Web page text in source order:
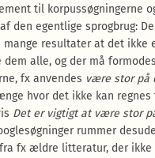
til korpussøgningerne
den egentlige sprogbrug:
resultater at det ikke
dem alle, og der må
fx anvendes være stor på
hvor det ikke kan
Det er vigtigt at være stor
rummer
fx ældre litteratur, der ikke